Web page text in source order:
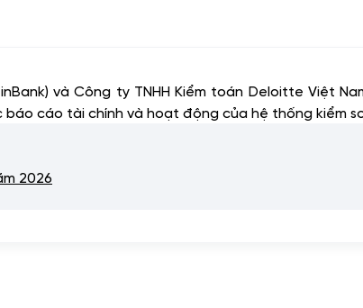
và Công ty TNHH Kiểm toán Deloitte Việt
cáo tài chính và hoạt động của hệ thống kiểm
2026